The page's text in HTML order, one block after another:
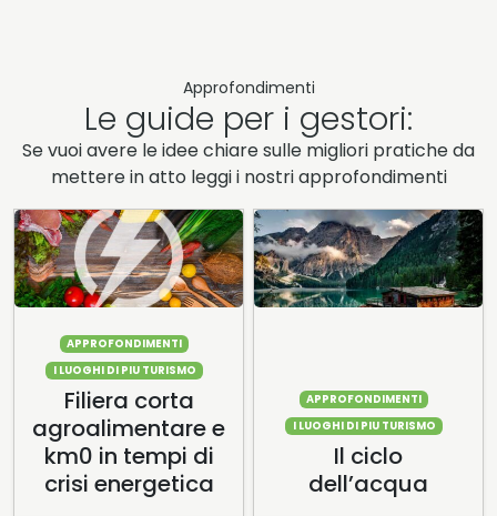
Approfondimenti
Le guide per i gestori:
Se vuoi avere le idee chiare sulle migliori pratiche da
mettere in atto leggi i nostri approfondimenti
APPROFONDIMENTI
I LUOGHI DI PIU TURISMO
Filiera corta
agroalimentare e
km0 in tempi di
crisi energetica
APPROFONDIMENTI
I LUOGHI DI PIU TURISMO
Il ciclo
dell’acqua